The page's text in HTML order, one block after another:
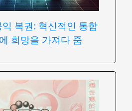
복권: 혁신적인 통합
희망을 가져다 줌